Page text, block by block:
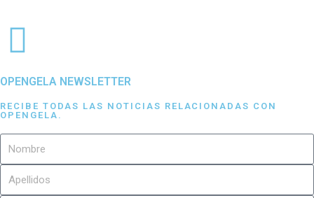
OPENGELA NEWSLETTER
RECIBE TODAS LAS NOTICIAS RELACIONADAS CON
OPENGELA.